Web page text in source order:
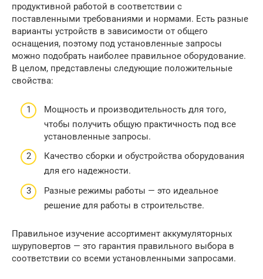
продуктивной работой в соответствии с
поставленными требованиями и нормами. Есть разные
варианты устройств в зависимости от общего
оснащения, поэтому под установленные запросы
можно подобрать наиболее правильное оборудование.
В целом, представлены следующие положительные
свойства:
Мощность и производительность для того,
чтобы получить общую практичность под все
установленные запросы.
Качество сборки и обустройства оборудования
для его надежности.
Разные режимы работы — это идеальное
решение для работы в строительстве.
Правильное изучение ассортимент аккумуляторных
шуруповертов — это гарантия правильного выбора в
соответствии со всеми установленными запросами.